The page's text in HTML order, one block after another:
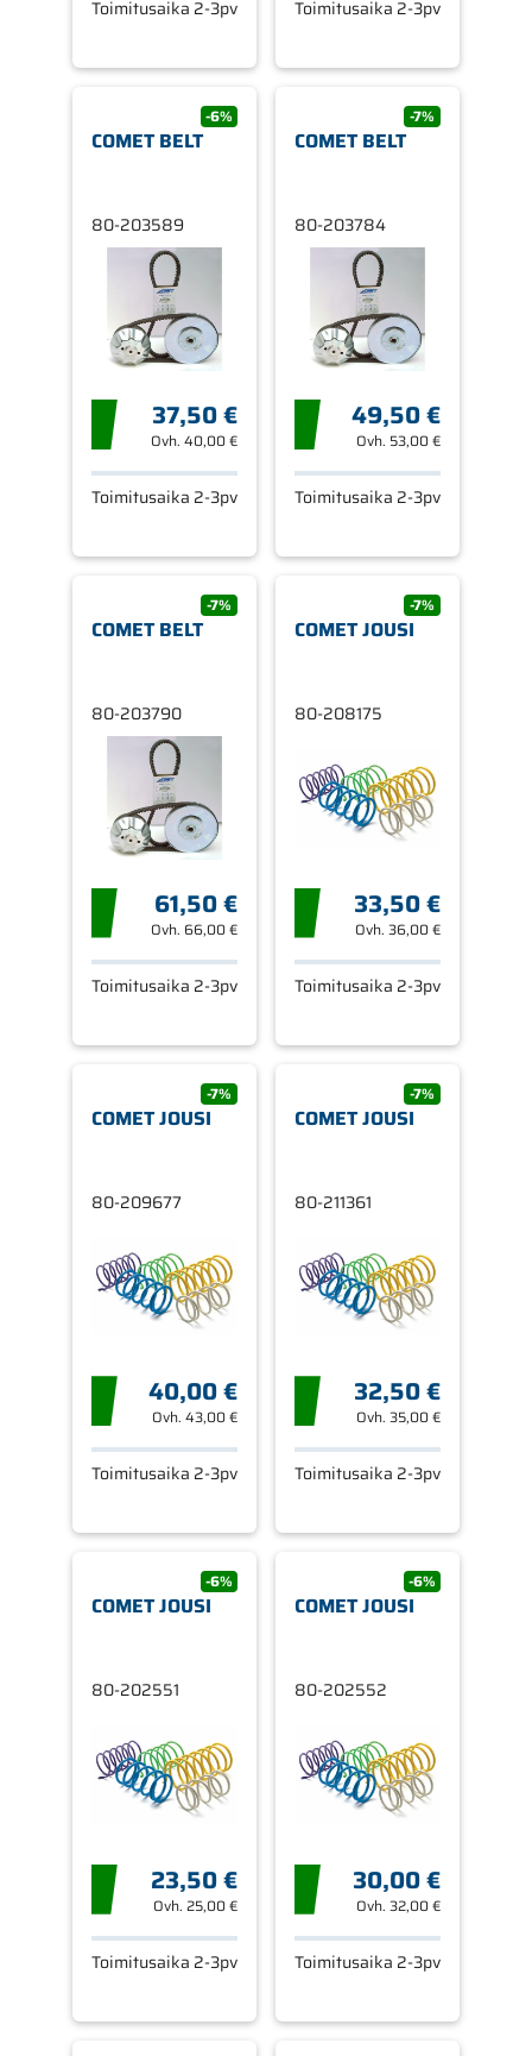
Toimitusaika 2-3pv Toimitusaika 2-3pv
-6%
COMET BELT
80-203589
37,50 €
Ovh. 40,00 €
Toimitusaika 2-3pv
-7%
COMET BELT
80-203784
49,50 €
Ovh. 53,00 €
Toimitusaika 2-3pv
-7%
COMET BELT
80-203790
61,50 €
Ovh. 66,00 €
Toimitusaika 2-3pv
-7%
COMET JOUSI
80-208175
33,50 €
Ovh.36,00 €
Toimitusaika 2-3pv
-7%
COMET JOUSI
80-209677
40,00 €
Ovh. 43,00 €
Toimitusaika 2-3pv
-7%
COMET JOUSI
80-211361
32,50 €
Ovh.35,00 €
Toimitusaika 2-3pv
-6%
COMET JOUSI
80-202551
23,50 €
Ovh. 25,00 €
Toimitusaika 2-3pv
-6%
COMET JOUSI
80-202552
30,00 €
Ovh.32,00 €
Toimitusaika 2-3pv